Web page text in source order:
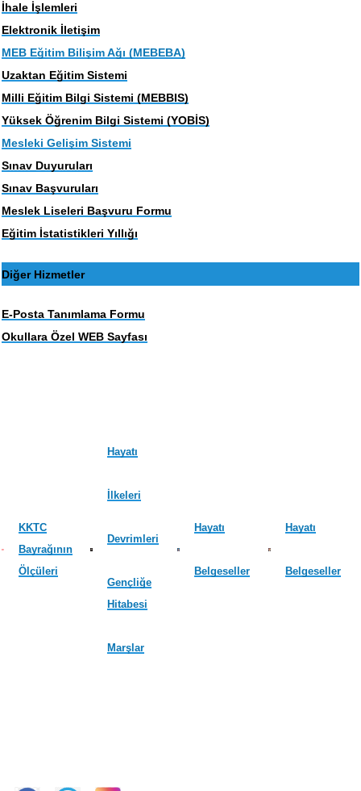
İhale İşlemleri
Elektronik İletişim
MEB Eğitim Bilişim Ağı (MEBEBA)
Uzaktan Eğitim Sistemi
Milli Eğitim Bilgi Sistemi (MEBBIS)
Yüksek Öğrenim Bilgi Sistemi (YOBİS)
Mesleki Gelişim Sistemi
Sınav Duyuruları
Sınav Başvuruları
Meslek Liseleri Başvuru Formu
Eğitim İstatistikleri Yıllığı
Diğer Hizmetler
E-Posta Tanımlama Formu
Okullara Özel WEB Sayfası
KKTC
Bayrağının
Ölçüleri
Hayatı
İlkeleri
Devrimleri
Gençliğe
Hitabesi
Marşlar
Hayatı
Belgeseller
Hayatı
Belgeseller